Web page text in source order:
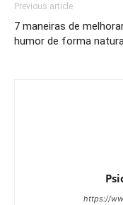
Previous article
7 maneiras de
humor de forma
https://